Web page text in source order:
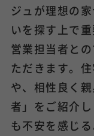
ジュが理想の
いを探す上で
営業担当者と
ただきます。
や、相性良く
者」をご紹介
も不安を感じ